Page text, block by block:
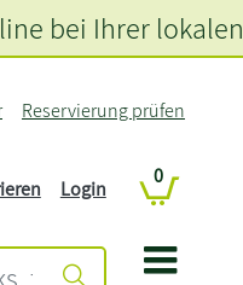
Reservierung prüfen
Login
0
bei Ihrer lokalen